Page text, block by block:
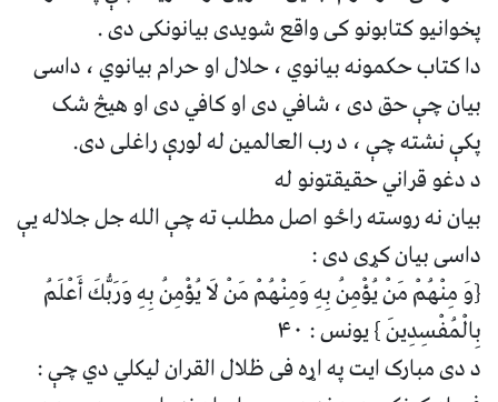
پخوانیو کتابونو کی واقع شویدی بیانونکی دی .
دا کتاب حکمونه بیانوي ، حلال او حرام بیانوي ، داسی
بیان چې حق دی ، شافي دی او کافي دی او هيڅ شک
پکې نشته چې ، د رب العالمین له لورې راغلی دی.
د دغو قراني حقيقتونو له
بيان نه روسته راځو اصل مطلب ته چې الله جل جلاله يې
داسى بيان کړى دى :
{وَ مِنْهُمْ مَنْ يُؤْمِنُ بِهِ وَمِنْهُمْ مَنْ لَا يُؤْمِنُ بِهِ وَرَبُّكَ أَعْلَمُ
بِالْمُفْسِدِينَ } يونس : ۴۰
د دی مبارک ایت په اړه فی ظلال القران لیکلي دي چې :